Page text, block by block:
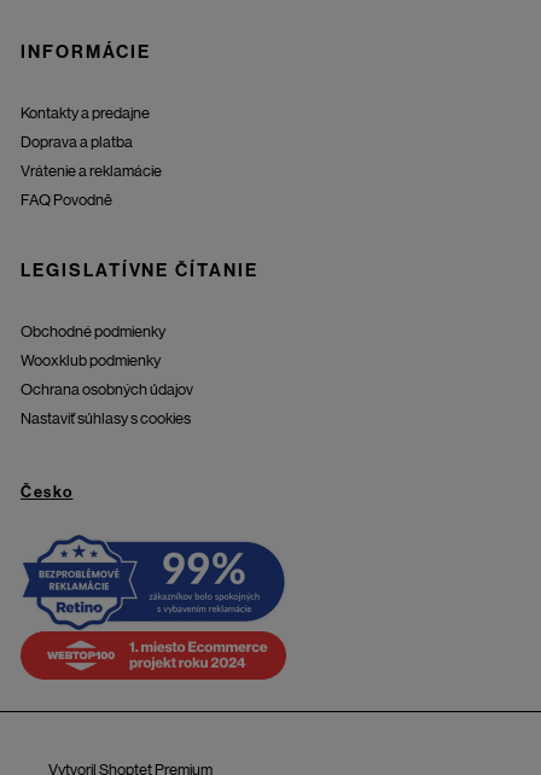
INFORMÁCIE
Kontakty a predajne
Doprava a platba
Vrátenie a reklamácie
FAQ Povodně
LEGISLATÍVNE ČÍTANIE
Obchodné podmienky
Wooxklub podmienky
Ochrana osobných údajov
Nastaviť súhlasy s cookies
Česko
Vytvoril Shoptet Premium